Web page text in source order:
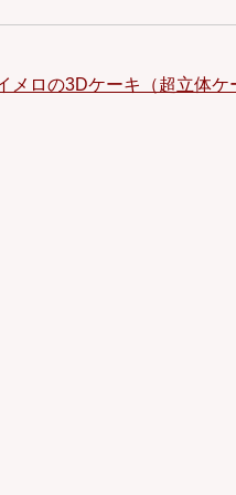
ロの3Dケーキ（超立体ケ